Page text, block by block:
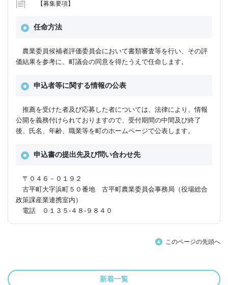
【募集要項】
任命方法
農業委員候補者評価委員会において書類審査等を行い、その評
価結果を参考に、町議会の同意を得たうえで任命します。
申込者等に関する情報の公表
推薦を受けた者及び応募した者については、法律により、情報
公開を義務付けられておりますので、受付期間の中間及び終了
後、氏名、年齢、職業等を町のホームページで公表します。
申込書の提出先及び問い合わせ先
〒０４６－０１９２
古平町大字浜町５０番地 古平町農業委員会事務局（役場総合
政策課産業連携室内）
電話 ０１３５‐４８‐９８４０
このページの先頭へ
新着一覧